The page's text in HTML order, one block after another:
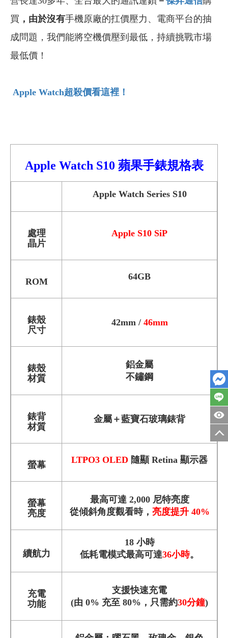
買 ，由於沒有手機原廠的扛價壓力、電商平台的抽
成問題，我們能將空機價壓到最低，持續挑戰市場
最低價！
Apple Watch超殺價看這裡！
Apple Watch S10 蘋果手錶規格表
Apple Watch Series S10
處理
晶片
Apple S10 SiP
ROM 64GB
錶殼
尺寸
42mm / 46mm
錶殼
材質
鋁金屬
不鏽鋼
錶背
材質
金屬＋藍寶石玻璃錶背
螢幕 LTPO3 OLED 隨顯 Retina 顯示器
螢幕
亮度
最高可達 2,000 尼特亮度
從傾斜角度觀看時， 亮度提升 40%
續航力
18 小時
低耗電模式最高可達36小時。
充電
功能
支援快速充電
(由 0% 充至 80%，只需約30分鐘)